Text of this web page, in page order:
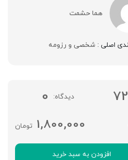
هما حشمت
اصلی : شخصی و رزومه
72 دیدگاه 0
تومان1,800,000
افزودن به سبد خرید